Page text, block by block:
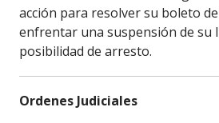
acción para resolver su boleto
enfrentar una suspensión de su
posibilidad de arresto.
Ordenes Judiciales